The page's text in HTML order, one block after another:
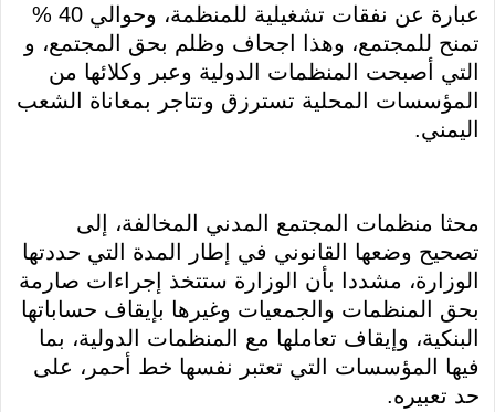
عبارة عن نفقات تشغيلية للمنظمة، وحوالي 40 %
تمنح للمجتمع، وهذا اجحاف وظلم بحق المجتمع، و
التي أصبحت المنظمات الدولية وعبر وكلائها من
المؤسسات المحلية تسترزق وتتاجر بمعاناة الشعب
اليمني.
محثا منظمات المجتمع المدني المخالفة، إلى
تصحيح وضعها القانوني في إطار المدة التي حددتها
الوزارة، مشددا بأن الوزارة ستتخذ إجراءات صارمة
بحق المنظمات والجمعيات وغيرها بإيقاف حساباتها
البنكية، وإيقاف تعاملها مع المنظمات الدولية، بما
فيها المؤسسات التي تعتبر نفسها خط أحمر، على
حد تعبيره.